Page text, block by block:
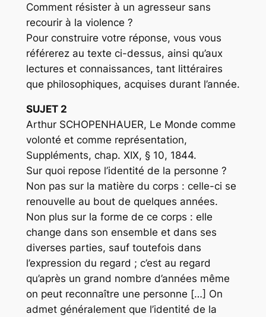
Comment résister à un agresseur sans
recourir à la violence ?
Pour construire votre réponse, vous vous
référerez au texte ci-dessus, ainsi qu’aux
lectures et connaissances, tant littéraires
que philosophiques, acquises durant l’année.
SUJET 2
Arthur SCHOPENHAUER, Le Monde comme
volonté et comme représentation,
Suppléments, chap. XIX, § 10, 1844.
Sur quoi repose l’identité de la personne ?
Non pas sur la matière du corps : celle-ci se
renouvelle au bout de quelques années.
Non plus sur la forme de ce corps : elle
change dans son ensemble et dans ses
diverses parties, sauf toutefois dans
l’expression du regard ; c’est au regard
qu’après un grand nombre d’années même
on peut reconnaître une personne […] On
admet généralement que l’identité de la